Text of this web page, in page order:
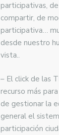
participativas,
compartir, de
participativa…
desde nuestro
vista..
– El click de las
recurso más
de gestionar la
general el
participación